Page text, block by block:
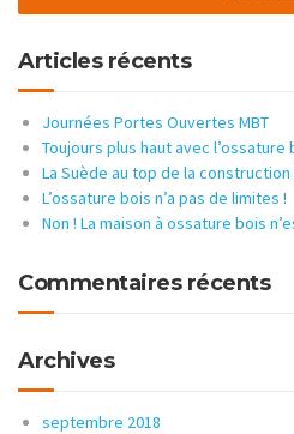
Articles récents
Journées Portes Ouvertes MBT
Toujours plus haut avec
La Suède au top de la
L’ossature bois n’a pas de limites !
Non ! La maison à ossature bois
Commentaires récents
Archives
septembre 2018